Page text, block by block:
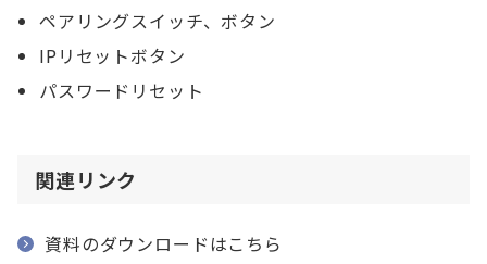
ペアリングスイッチ、ボタン
IPリセットボタン
パスワードリセット
関連リンク
資料のダウンロードはこちら